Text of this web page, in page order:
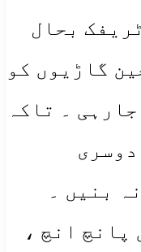
بحال
گاڑیوں کو
۔ تاکہ
بنیں ۔
پانچ انچ ،